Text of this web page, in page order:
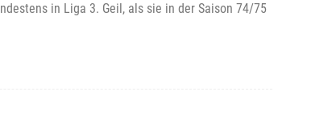
in Liga 3. Geil, als sie in der Saison 74/75